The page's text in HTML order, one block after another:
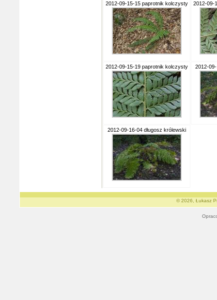
2012-09-15-15 paprotnik kolczysty 2012-09-
2012-09-15-19 paprotnik kolczysty 2012-
2012-09-16-04 długosz królewski
© 2026, Łukasz